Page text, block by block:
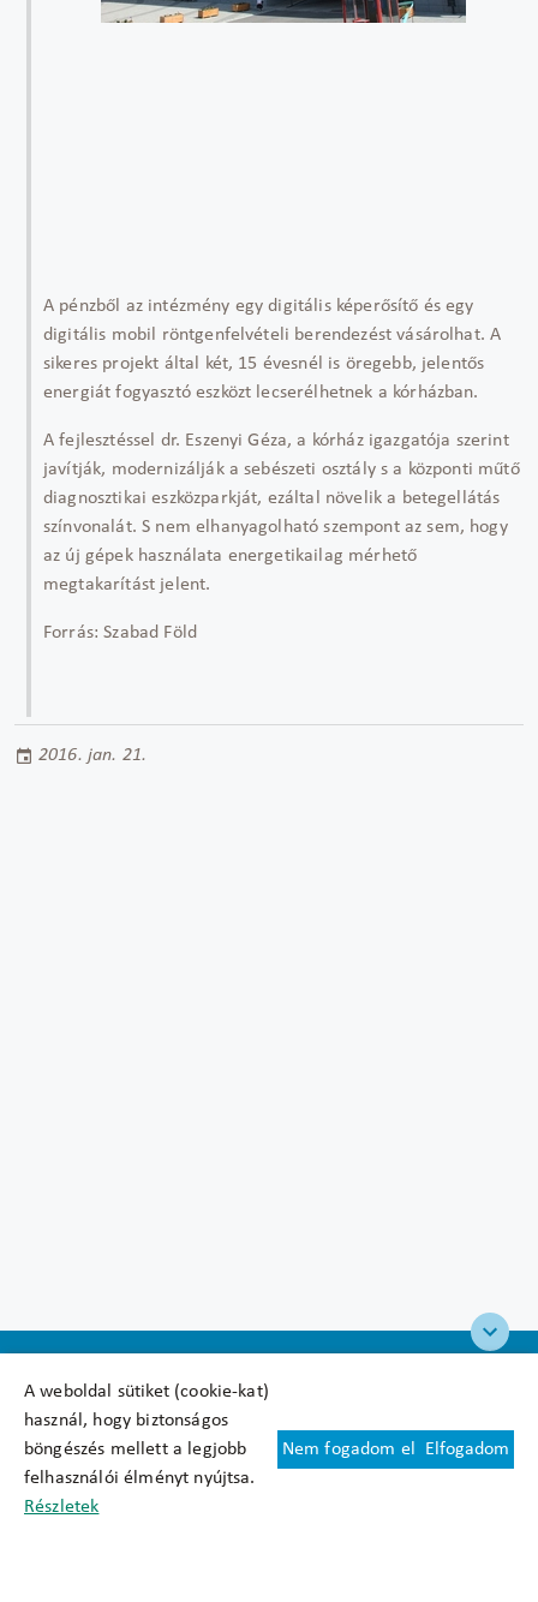
A weboldal sütiket (cookie-kat)
használ, hogy biztonságos
böngészés mellett a legjobb
felhasználói élményt nyújtsa.
Részletek
Nem fogadom el Elfogadom
A pénzből az intézmény egy digitális képerősítő és egy
digitális mobil röntgenfelvételi berendezést vásárolhat. A
sikeres projekt által két, 15 évesnél is öregebb, jelentős
energiát fogyasztó eszközt lecserélhetnek a kórházban.
A fejlesztéssel dr. Eszenyi Géza, a kórház igazgatója szerint
javítják, modernizálják a sebészeti osztály s a központi műtő
diagnosztikai eszközparkját, ezáltal növelik a betegellátás
színvonalát. S nem elhanyagolható szempont az sem, hogy
az új gépek használata energetikailag mérhető
megtakarítást jelent.
Forrás: Szabad Föld
2016. jan. 21.
Felhasználási feltételek